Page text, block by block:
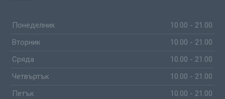
Понеделник
10.00 - 21.00
Вторник
10.00 - 21.00
Сряда
10.00 - 21.00
Четвъртък
10.00 - 21.00
Петък
10.00 - 21.00